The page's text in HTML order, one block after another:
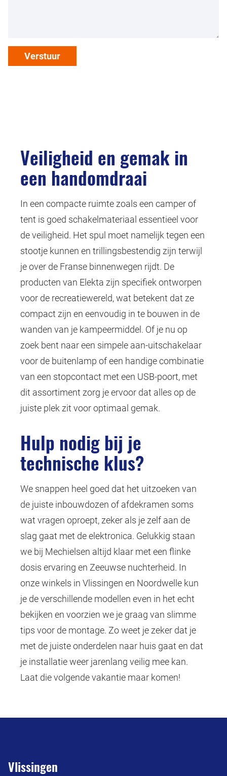
Verstuur
Veiligheid en gemak in
een handomdraai
In een compacte ruimte zoals een camper of
tent is goed schakelmateriaal essentieel voor
de veiligheid. Het spul moet namelijk tegen een
stootje kunnen en trillingsbestendig zijn terwijl
je over de Franse binnenwegen rijdt. De
producten van Elekta zijn specifiek ontworpen
voor de recreatiewereld, wat betekent dat ze
compact zijn en eenvoudig in te bouwen in de
wanden van je kampeermiddel. Of je nu op
zoek bent naar een simpele aan-uitschakelaar
voor de buitenlamp of een handige combinatie
van een stopcontact met een USB-poort, met
dit assortiment zorg je ervoor dat alles op de
juiste plek zit voor optimaal gemak.
Hulp nodig bij je
technische klus?
We snappen heel goed dat het uitzoeken van
de juiste inbouwdozen of afdekramen soms
wat vragen oproept, zeker als je zelf aan de
slag gaat met de elektronica. Gelukkig staan
we bij Mechielsen altijd klaar met een flinke
dosis ervaring en Zeeuwse nuchterheid. In
onze winkels in Vlissingen en Noordwelle kun
je de verschillende modellen even in het echt
bekijken en voorzien we je graag van slimme
tips voor de montage. Zo weet je zeker dat je
met de juiste onderdelen naar huis gaat en dat
je installatie weer jarenlang veilig mee kan.
Laat die volgende vakantie maar komen!
Vlissingen